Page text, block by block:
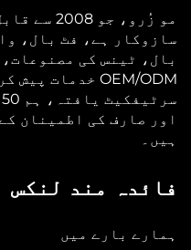
مو زُرو،
سازوکار ہے، فٹ بال،
بال، ٹینس کی
اور صارف کی اطمینان
ہیں۔
فائدہ مند لنکس
ہمارے بارے میں